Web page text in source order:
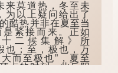
莫道热，冬至未
为以上疑问给出了
酷热并非在夏至当
是紧接而来。正如
十二候集解》所
也；至，极也，万
而至极也”，夏至
点的时刻，此后阴